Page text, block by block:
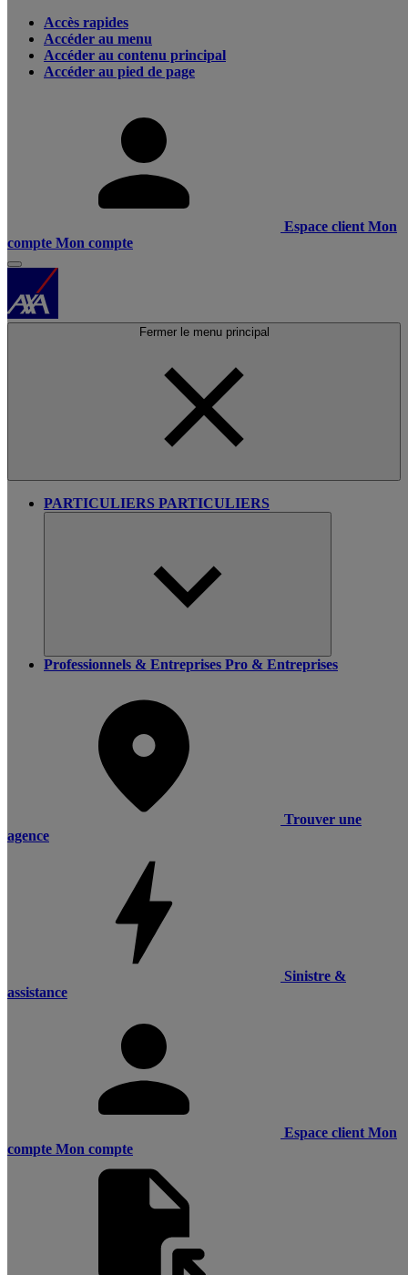
Accès rapides
Accéder au menu
Accéder au contenu principal
Accéder au pied de page
Espace client Mon
compte Mon compte
Fermer le menu principal
PARTICULIERS PARTICULIERS
Professionnels & Entreprises Pro & Entreprises
Trouver une
agence
Sinistre &
assistance
Espace client Mon
compte Mon compte